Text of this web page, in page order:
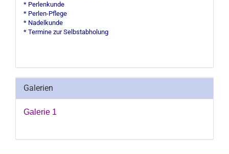
* Perlenkunde
* Perlen-Pflege
* Nadelkunde
* Termine zur Selbstabholung
Galerien
Galerie 1